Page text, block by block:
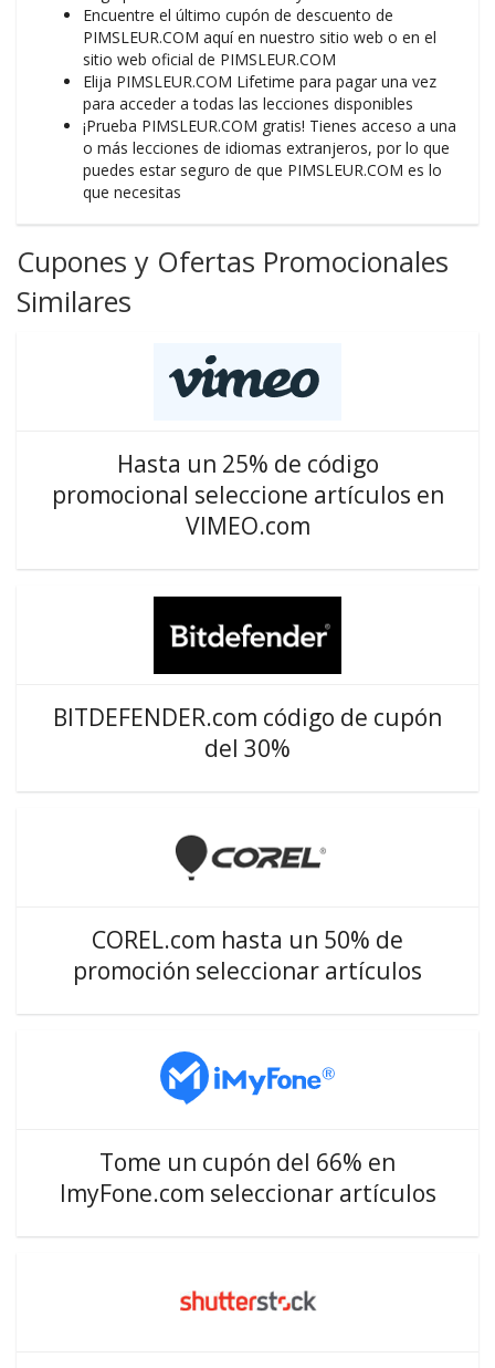
Encuentre el último cupón de descuento de
PIMSLEUR.COM aquí en nuestro sitio web o en el
sitio web oficial de PIMSLEUR.COM
Elija PIMSLEUR.COM Lifetime para pagar una vez
para acceder a todas las lecciones disponibles
¡Prueba PIMSLEUR.COM gratis! Tienes acceso a una
o más lecciones de idiomas extranjeros, por lo que
puedes estar seguro de que PIMSLEUR.COM es lo
que necesitas
Cupones y Ofertas Promocionales
Similares
Hasta un 25% de código
promocional seleccione artículos en
VIMEO.com
BITDEFENDER.com código de cupón
del 30%
COREL.com hasta un 50% de
promoción seleccionar artículos
Tome un cupón del 66% en
ImyFone.com seleccionar artículos